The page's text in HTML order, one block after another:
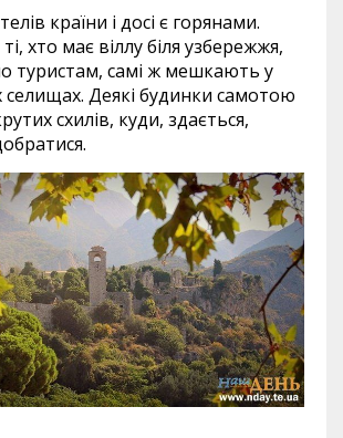
країни і досі є горянами.
хто має віллу біля узбережжя,
туристам, самі ж мешкають у
селищах. Деякі будинки самотою
схилів, куди, здається,